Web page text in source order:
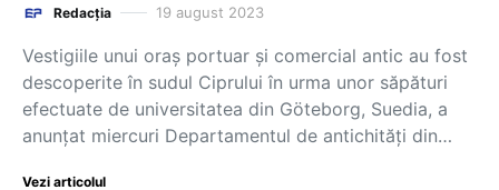
Redacția 19 august 2023
Vestigiile unui oraş portuar şi comercial antic au fost
descoperite în sudul Ciprului în urma unor săpături
efectuate de universitatea din Göteborg, Suedia, a
anunţat miercuri Departamentul de antichităţi din…
Vezi articolul